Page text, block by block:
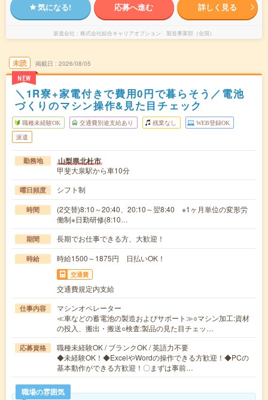
気になる! 応募へ進む 詳しく見る
派遣会社 株式会社綜合キャリアオプション 製造事業部（全国）
未読
NEW
掲載日 2026/08/05
＼1R寮+家電付きで費用0円で暮らそう／電池
づくりのマシン操作&見た目チェック
職種未経験OK 交通費別途支給あり 残業なし WEB登録OK
派遣
勤務地 山梨県北杜市
甲斐大泉駅から車10分
曜日頻度 シフト制
時間
(2交替)8:10～20:40、20:10～翌8:40 ※1ヶ月単位の変形労
働制※日勤研修(8:10…
期間 長期でお仕事できる方、大歓迎！
時給 時給1500～1875円 日払いOK！
交通費
交通費規定内支給
仕事内容
マシンオペレーター
≪車などの蓄電池の製造およびサポート≫○マシン加工:資材
の投入、搬出・搬送○検査:製品の見た目チェッ…
応募資格
職種未経験OK / ブランクOK / 英語力不要
◆未経験OK！◆ExcelやWordの操作できる方歓迎！◆PCの
基本動作ができる方歓迎！〇まずは事前…
職場の雰囲気